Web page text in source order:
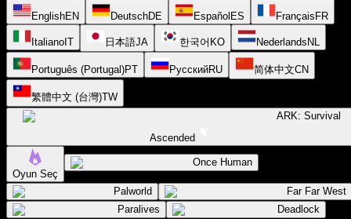
EnglishEN DeutschDE Español ES Français FR
Italiano IT 日本語JA 한국어 KO Nederlands NL
Português (Portugal)PT РусскийRU 简体中文CN
繁體中文 (台灣)TW
ARK: Survival
Ascended
Oyun Seç
Once Human
Palworld
Far Far West
Paralives
Deadlock